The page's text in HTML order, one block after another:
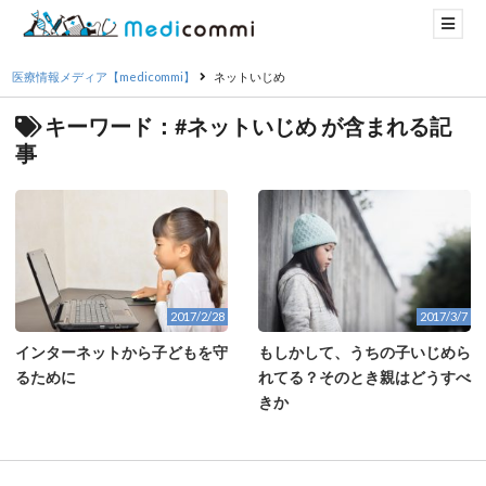
医療情報メディア【medicommi】 ネットいじめ
キーワード：#ネットいじめ が含まれる記
事
2017/2/28
インターネットから子どもを守
るために
2017/3/7
もしかして、うちの子いじめら
れてる？そのとき親はどうすべ
きか